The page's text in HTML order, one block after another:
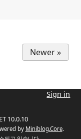
Newer »
Sign in
10.0.10
by Miniblog.Core.